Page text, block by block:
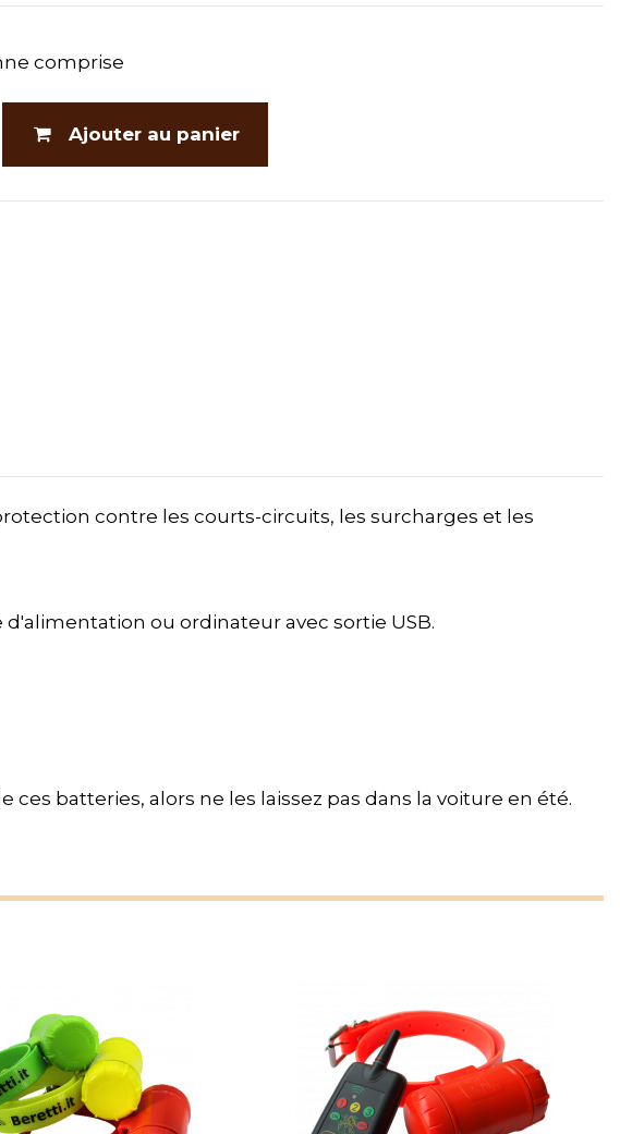
comprise
Ajouter au panier
contre les courts-circuits, les surcharges et les
ou ordinateur avec sortie USB.
batteries, alors ne les laissez pas dans la voiture en été.